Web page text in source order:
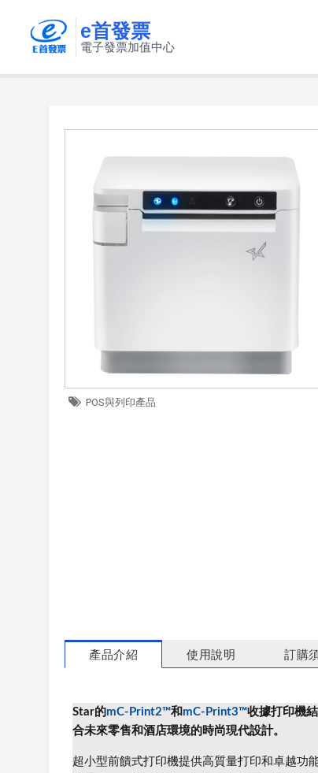
e首發票
電子發票加值中心
POS與列印產品
產品介紹 使用說明 訂購
Star的mC-Print2™和 mC-Print3™收據打印機
合未來零售和酒店環境的時尚現代設計。
超小型前饋式打印機提供高質量打印和卓越功